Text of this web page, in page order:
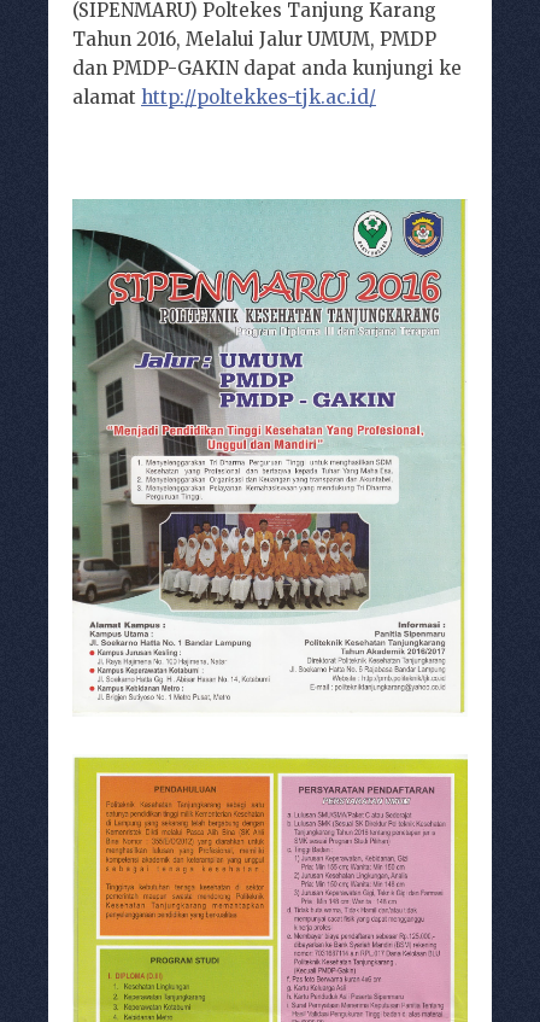
(SIPENMARU) Poltekes Tanjung Karang
Tahun 2016, Melalui Jalur UMUM, PMDP
dan PMDP-GAKIN dapat anda kunjungi ke
alamat http://poltekkes-tjk.ac.id/